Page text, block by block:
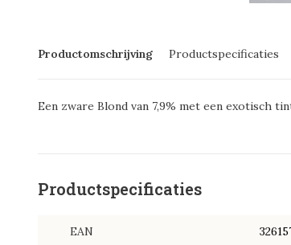
Productomschrijving Productspecificaties
Een zware Blond van 7,9% met een exotisch
Productspecificaties
EAN